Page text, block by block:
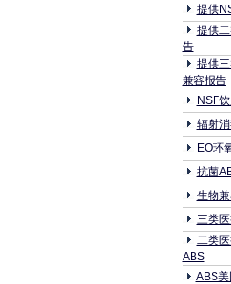
提供
提供
告
提供
兼容报告
NSF
辐射
EO环
抗菌
生物
三类
二类
ABS
ABS